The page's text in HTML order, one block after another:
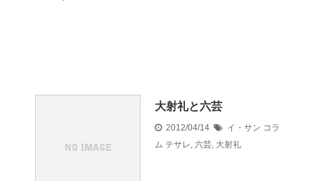
大射礼と六芸
2012/04/14
イ・サン コラ
ム テサレ, 六芸, 大射礼